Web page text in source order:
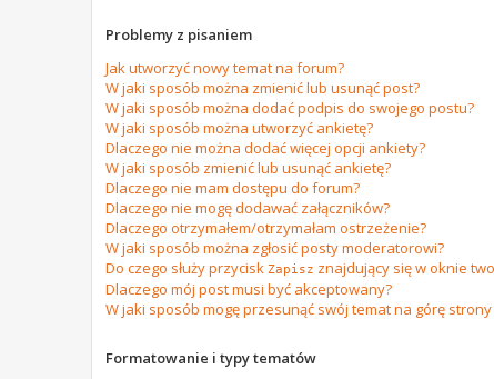
Problemy z pisaniem
Jak utworzyć nowy temat na forum?
W jaki sposób można zmienić lub usunąć post?
W jaki sposób można dodać podpis do swojego postu?
W jaki sposób można utworzyć ankietę?
Dlaczego nie można dodać więcej opcji ankiety?
W jaki sposób zmienić lub usunąć ankietę?
Dlaczego nie mam dostępu do forum?
Dlaczego nie mogę dodawać załączników?
Dlaczego otrzymałem/otrzymałam ostrzeżenie?
W jaki sposób można zgłosić posty moderatorowi?
Do czego służy przycisk Zapisz znajdujący się w oknie
Dlaczego mój post musi być akceptowany?
W jaki sposób mogę przesunąć swój temat na górę
Formatowanie i typy tematów